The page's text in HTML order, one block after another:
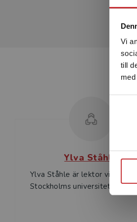
Vi
till
Ylva Ståhle
Ylva Ståhle är lektor vid
Stockholms universitet.